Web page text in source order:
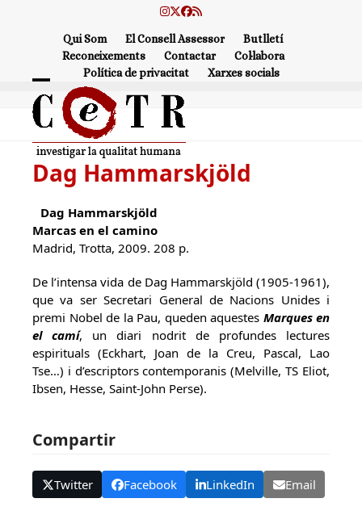
Instagram
Twitter
Facebook
RSS
Qui Som El Consell Assessor
Butlletí
Reconeixements
Contactar
Col·labora
Política de privacitat
Xarxes socials
Open
mobile
menu
Close
mobile
menu
Dag Hammarskjöld
Dag Hammarskjöld
Marcas en el camino
Madrid, Trotta, 2009. 208 p.
De l’intensa vida de Dag Hammarskjöld (1905-1961),
que va ser Secretari General de Nacions Unides i
premi Nobel de la Pau, queden aquestes Marques en
elcamí, un diari nodrit de profundes lectures
espirituals (Eckhart, Joan de la Creu, Pascal, Lao
Tse…) i d’escriptors contemporanis (Melville, TS Eliot,
Ibsen, Hesse, Saint-John Perse).
Compartir
Twitter Facebook LinkedIn Email